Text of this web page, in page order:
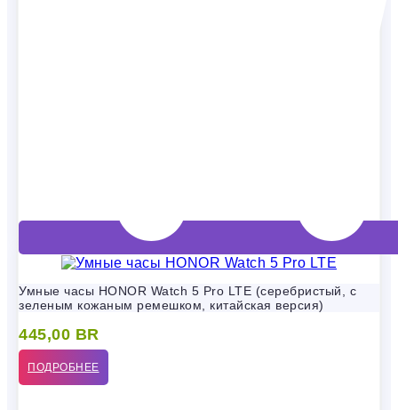
Умные часы HONOR Watch 5 Pro LTE (серебристый, с
зеленым кожаным ремешком, китайская версия)
445,00 BR
ПОДРОБНЕЕ